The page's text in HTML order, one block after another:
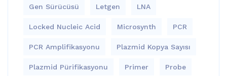
Gen Sürücüsü Letgen LNA
Locked Nucleic Acid Microsynth PCR
PCR Amplifikasyonu Plazmid Kopya Sayısı
Plazmid Pürifikasyonu Primer Probe